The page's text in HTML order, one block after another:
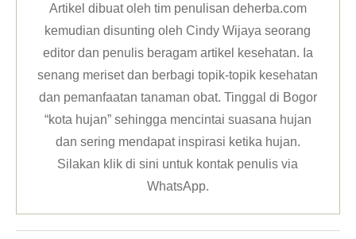
Artikel dibuat oleh tim penulisan deherba.com
kemudian disunting oleh Cindy Wijaya seorang
editor dan penulis beragam artikel kesehatan. Ia
senang meriset dan berbagi topik-topik kesehatan
dan pemanfaatan tanaman obat. Tinggal di Bogor
“kota hujan” sehingga mencintai suasana hujan
dan sering mendapat inspirasi ketika hujan.
Silakan klikdi sini untuk kontak penulis via
WhatsApp.